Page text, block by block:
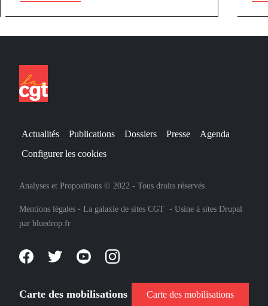
Actualités Publications Dossiers Presse
Agenda
Configurer les cookies
Analyses et Propositions © 2022 - Tous droits réservés
Mentions légales - La galaxie de sites CGT - Usine à sites Drupal
par bluedrop.fr
Carte des mobilisations Carte des mobilisations